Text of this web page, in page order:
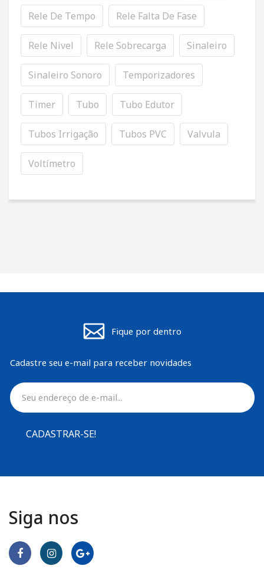
Rele De Tempo Rele Falta De Fase
Rele Nivel Rele Sobrecarga Sinaleiro
Sinaleiro Sonoro Temporizadores
Timer Tubo Tubo Edutor
Tubos Irrigação Tubos PVC Valvula
Voltímetro
Fique por dentro
Cadastre seu e-mail para receber novidades
CADASTRAR-SE!
Siga nos